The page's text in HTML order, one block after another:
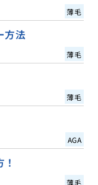
薄毛
方法
薄毛
薄毛
AGA
薄毛